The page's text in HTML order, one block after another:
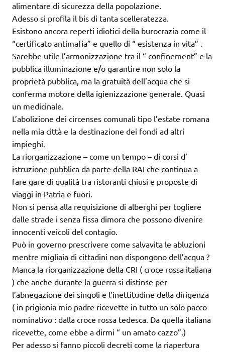
alimentare di sicurezza della popolazione.
Adesso si profila il bis di tanta scelleratezza.
Esistono ancora reperti idiotici della burocrazia come il
“certificato antimafia” e quello di “ esistenza in vita” .
Sarebbe utile l’armonizzazione tra il “ confinement” e la
pubblica illuminazione e/o garantire non solo la
proprietà pubblica, ma la gratuità dell’acqua che si
conferma motore della igienizzazione generale. Quasi
un medicinale.
L’abolizione dei circenses comunali tipo l’estate romana
nella mia città e la destinazione dei fondi ad altri
impieghi.
La riorganizzazione – come un tempo – di corsi d’
istruzione pubblica da parte della RAI che continua a
fare gare di qualità tra ristoranti chiusi e proposte di
viaggi in Patria e fuori.
Non si pensa alla requisizione di alberghi per togliere
dalle strade i senza fissa dimora che possono divenire
innocenti veicoli del contagio.
Può in governo prescrivere come salvavita le abluzioni
mentre migliaia di cittadini non dispongono dell’acqua ?
Manca la riorganizzazione della CRI ( croce rossa italiana
) che anche durante la guerra si distinse per
l’abnegazione dei singoli e l’inettitudine della dirigenza
( in prigionia mio padre ricevette in tutto un solo pacco
nominativo : dalla croce rossa tedesca. Da quella italiana
ricevette, come ebbe a dirmi “ un amato cazzo”.)
Per adesso si fanno piccoli decreti come la riapertura